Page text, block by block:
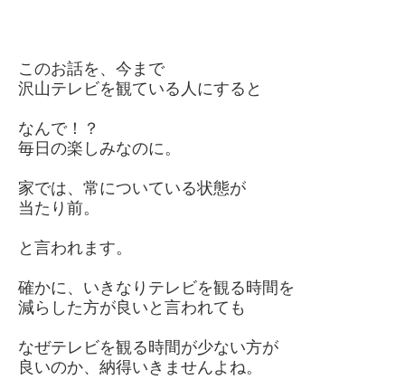
このお話を、今まで
沢山テレビを観ている人にすると
なんで！？
毎日の楽しみなのに。
家では、常についている状態が
当たり前。
と言われます。
確かに、いきなりテレビを観る時間を
減らした方が良いと言われても
なぜテレビを観る時間が少ない方が
良いのか、納得いきませんよね。